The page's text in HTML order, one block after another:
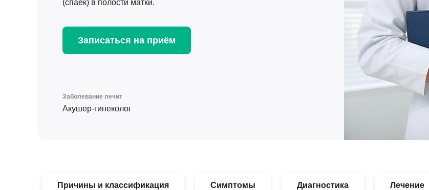
(спаек) в полости матки.
Записаться на приём
Заболевание лечит
Акушер-гинеколог
Причины и классификация Симптомы Диагностика Лечение